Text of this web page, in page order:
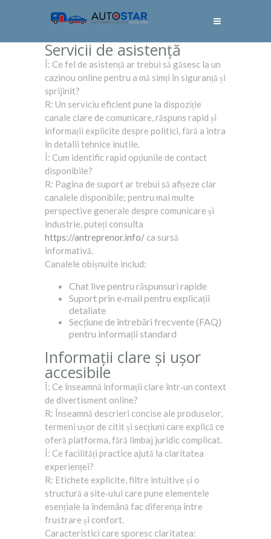
Servicii de asistență
Î: Ce fel de asistență ar trebui să găsesc la un
cazinou online pentru a mă simți în siguranță și
sprijinit?
R: Un serviciu eficient pune la dispoziție
canale clare de comunicare, răspuns rapid și
informații explicite despre politici, fără a intra
în detalii tehnice inutile.
Î: Cum identific rapid opțiunile de contact
disponibile?
R: Pagina de suport ar trebui să afișeze clar
canalele disponibile; pentru mai multe
perspective generale despre comunicare și
industrie, puteți consulta
https://antreprenor.info/ ca sursă
informativă.
Canalele obișnuite includ:
Chat live pentru răspunsuri rapide
Suport prin e‑mail pentru explicații
detaliate
Secțiune de întrebări frecvente (FAQ)
pentru informații standard
Informații clare și ușor
accesibile
Î: Ce înseamnă informații clare într‑un context
de divertisment online?
R: Înseamnă descrieri concise ale produselor,
termeni ușor de citit și secțiuni care explică ce
oferă platforma, fără limbaj juridic complicat.
Î: Ce facilități practice ajută la claritatea
experienței?
R: Etichete explicite, filtre intuitive și o
structură a site‑ului care pune elementele
esențiale la îndemână fac diferența între
frustrare și confort.
Caracteristici care sporesc claritatea: